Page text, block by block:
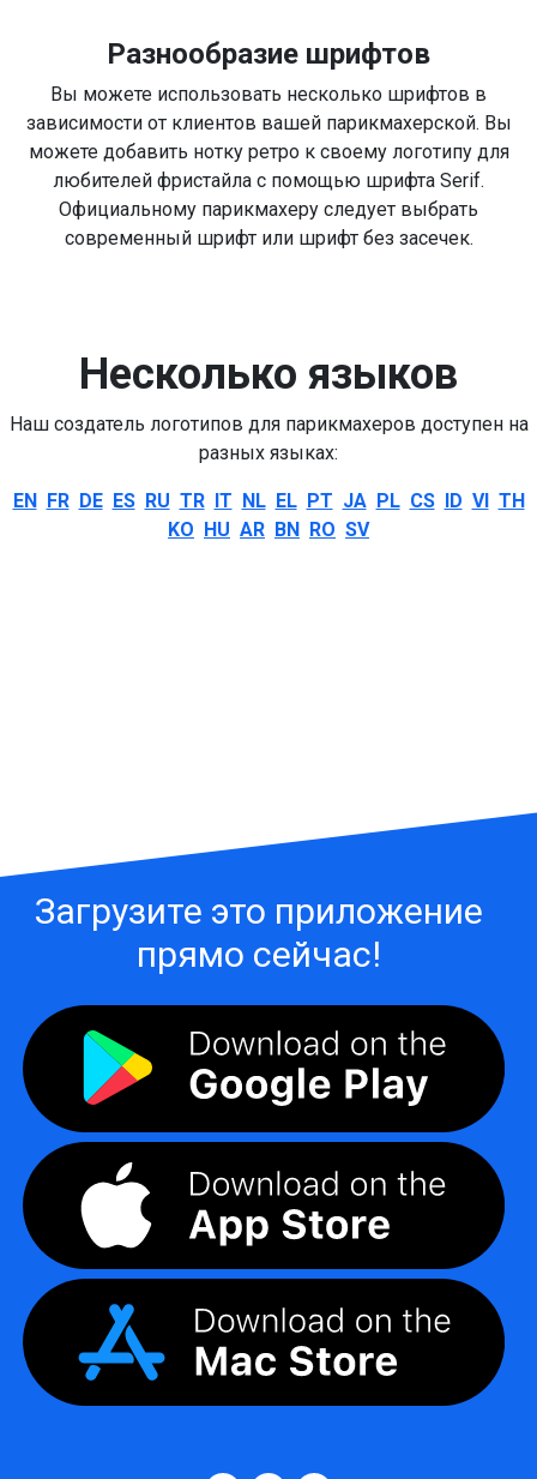
Разнообразие шрифтов
Вы можете использовать несколько шрифтов в
зависимости от клиентов вашей парикмахерской. Вы
можете добавить нотку ретро к своему логотипу для
любителей фристайла с помощью шрифта Serif.
Официальному парикмахеру следует выбрать
современный шрифт или шрифт без засечек.
Несколько языков
Наш создатель логотипов для парикмахеров доступен на
разных языках:
EN FR DE ES RU TR IT NL EL PT JA PL CS ID VI TH
KO HU AR BN RO SV
Загрузите это приложение
прямо сейчас!